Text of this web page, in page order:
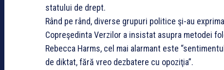
statului de drept.
Rând pe rând, diverse grupuri politice şi-au
Copreşedinta Verzilor a insistat asupra metodei
Rebecca Harms, cel mai alarmant este
de diktat, fără vreo dezbatere cu opoziţia”.